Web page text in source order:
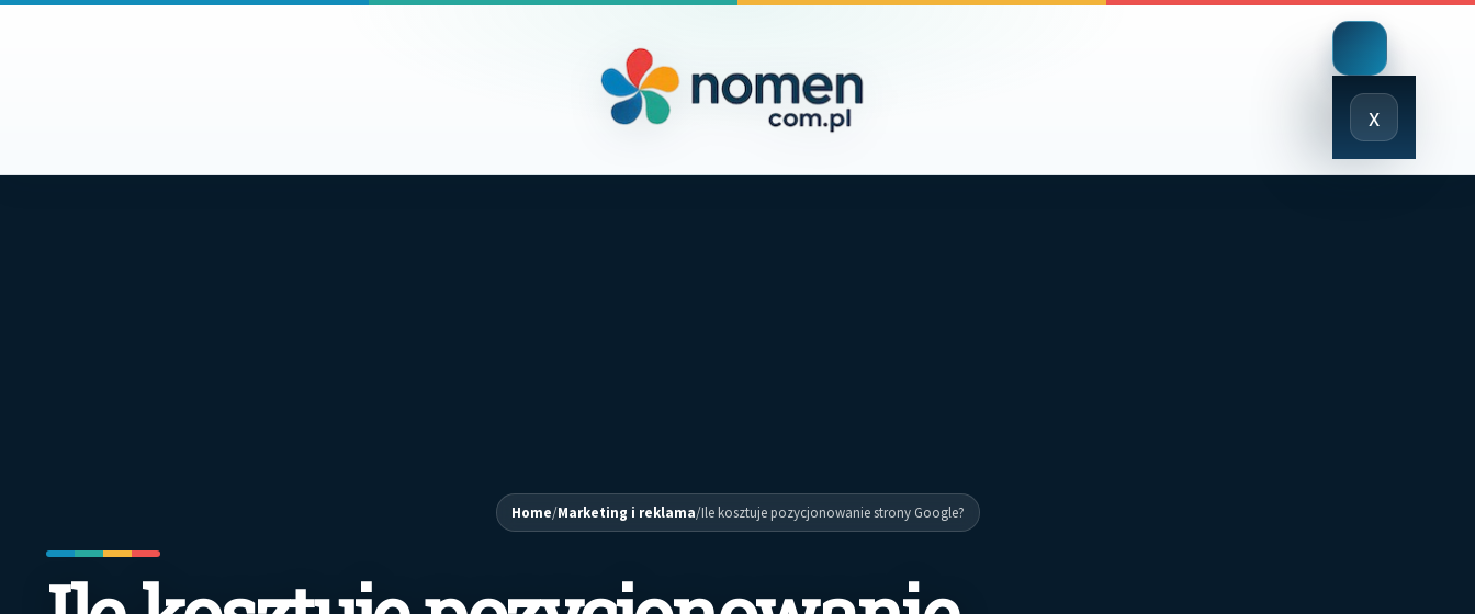
x
Close
Menu
Home/Marketing i reklama/Ile kosztuje pozycjonowanie strony Google?